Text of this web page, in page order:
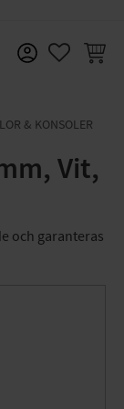
& KONSOLER
Vit,
och garanteras